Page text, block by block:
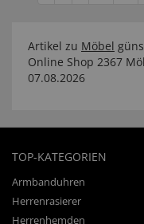
Artikel zu Möbel
Online Shop 2367
07.08.2026
TOP-KATEGORIEN
Armbanduhren
Herrenrasierer
Herrenhemden